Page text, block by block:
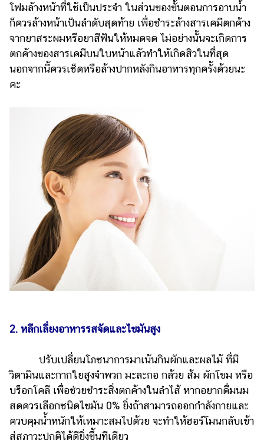
โฟมล้างหน้าที่ใช้เป็นประจำ ในส่วนของขั้นตอนการอาบน้ำ
ก็ควรล้างหน้าเป็นลำดับสุดท้าย เพื่อชำระล้างสารเคมีตกค้าง
จากยาสระผมหรือยาสีฟันให้หมดจด ไม่อย่างนั้นจะเกิดการ
ตกค้างของสารเคมีบนใบหน้าแล้วทำให้เกิดสิวในที่สุด
นอกจากนี้ควรเช็ดหรือล้างปากหลังกินอาหารทุกครั้งด้วยนะ
คะ
2. หลีกเลี่ยงอาหารรสจัดและไขมันสูง
ปรับเปลี่ยนโภชนาการมาเน้นกินผักและผลไม้ ที่มี
วิตามินและกากใยสูงจำพวก มะละกอ กล้วย ส้ม ผักโขม หรือ
บร็อกโคลี เพื่อช่วยชำระสิ่งตกค้างในลำไส้ หากอยากดื่มนม
สดควรเลือกชนิดไขมัน 0% ยิ่งถ้าสามารถออกกำลังกายและ
ควบคุมน้ำหนักให้เหมาะสมไปด้วย จะทำให้ฮอร์โมนกลับเข้า
สู่สภาวะปกติได้ดียิ่งขึ้นทีเดียว